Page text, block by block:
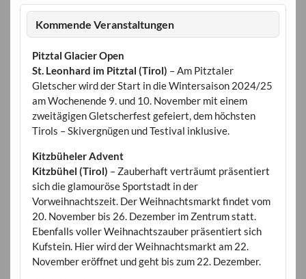
Kommende Veranstaltungen
Pitztal Glacier Open
St. Leonhard im Pitztal (Tirol) – Am Pitztaler
Gletscher wird der Start in die Wintersaison 2024/25
am Wochenende 9. und 10. November mit einem
zweitägigen Gletscherfest gefeiert, dem höchsten
Tirols – Skivergnügen und Testival inklusive.
Kitzbüheler Advent
Kitzbühel (Tirol) – Zauberhaft verträumt präsentiert
sich die glamouröse Sportstadt in der
Vorweihnachtszeit. Der Weihnachtsmarkt findet vom
20. November bis 26. Dezember im Zentrum statt.
Ebenfalls voller Weihnachtszauber präsentiert sich
Kufstein. Hier wird der Weihnachtsmarkt am 22.
November eröffnet und geht bis zum 22. Dezember.